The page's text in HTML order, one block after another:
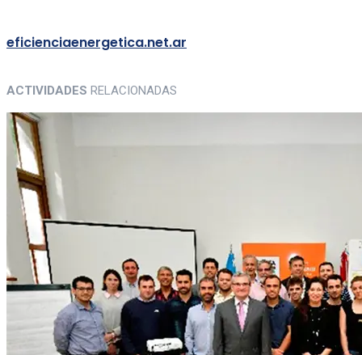
eficienciaenergetica.net.ar
ACTIVIDADES RELACIONADAS